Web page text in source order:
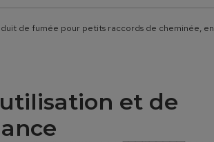
de fumée pour petits raccords de cheminée, en
et de